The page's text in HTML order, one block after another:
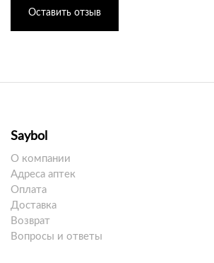
Оставить отзыв
Saybol
О компании
Адреса аптек
Оплата
Доставка
Возврат
Вопросы и ответы